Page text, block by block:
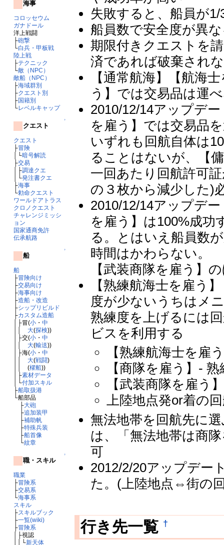
海事
コロッセウム
ガナドール
洋上戦闘
├砲撃
└白兵・甲板戦
陸上戦
├テクニック
└敵（NPC）
敵船（NPC）
├海域群別
├クエスト別
├国籍別
└レベルキャップ
↑
クエスト
クエスト
├冒険
│└暗号解読
├交易
│├調達クエ
│└発注書クエ
├海事
└勅命クエスト
ワールドアトラス
クロノクエスト
チャレンジミッシ
ョン
国家通商免許
伝承航路
↑
船
船
├冒険向け
├交易向け
├海事向け
├造船・改造
├シップリビルド
├カスタム造船
│├冒(小・ 中
大(探検))
│├交(小・ 中
大(輸送))
│├海(小・ 中
大(戦闘)
││ (櫂船))
│├素材データ
│└付加スキル
├船取扱港
└船部品
├大砲
├追加装甲
├補助帆
├特殊兵装
├船首像
└紋章
↑
職・スキル
職業
├冒険系
├交易系
└海事系
スキル
├スキルブック
├一覧(wiki)
├冒険系
│├視認
││└新天体
失敗すると、船員が
船員数で安全度が異
期限付きクエストを
済であれば破棄され
【通常航海】【航海
う】では交易品は運
2010/12/14アップデ
を雇う】では交易品
いずれも回航自体は
ることはないが、【
一回あたり回航許可
の３枚から減少した)
2010/12/14アップデ
を雇う】は100%成功
る。とはいえ船員数
時間はかわらない。
【武装商隊を雇う】
【熟練航海士を雇う
度が少ないうちはメ
熟練度を上げるには
ビスを利用する
【熟練航海士を雇
【商隊を雇う】-
【武装商隊を雇う
上陸地点発or着の
無法地帯を回航先に
は、「無法地帯は商
可
2012/2/20アップデー
た。(上陸地点⇔街の
行き先一覧 †